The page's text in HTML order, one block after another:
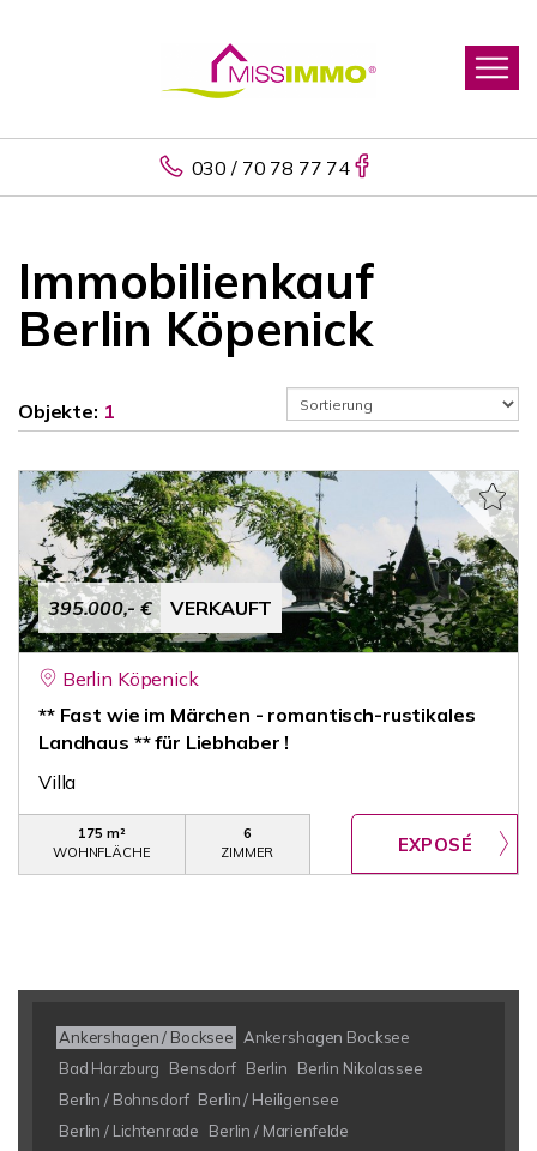
030 / 70 78 77 74
Immobilienkauf
Berlin Köpenick
Objekte: 1
395.000,- € VERKAUFT
Berlin Köpenick
** Fast wie im Märchen - romantisch-rustikales
Landhaus ** für Liebhaber !
Villa
175 m²
WOHNFLÄCHE
6
ZIMMER
Ankershagen / Bocksee
Ankershagen Bocksee
Bad Harzburg
Bensdorf Berlin
Berlin Nikolassee
Berlin / Bohnsdorf Berlin / Heiligensee
Berlin / Lichtenrade
Berlin / Marienfelde